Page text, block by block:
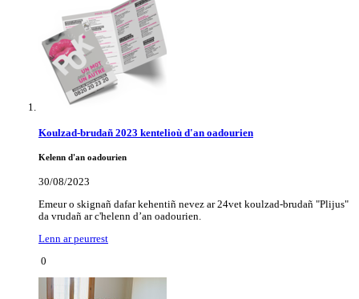
Koulzad-brudañ 2023 kentelioù d'an oadourien
Kelenn d'an oadourien
30/08/2023
Emeur o skignañ dafar kehentiñ nevez ar 24vet koulzad-brudañ "Plijus"
da vrudañ ar c'helenn d’an oadourien.
Lenn ar peurrest
0